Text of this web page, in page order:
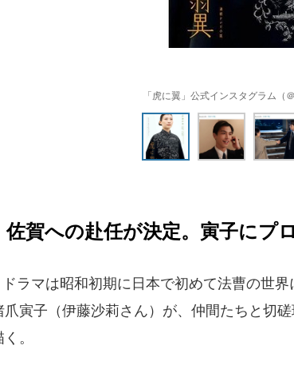
「虎に翼」公式インスタグラム（
佐賀への赴任が決定。寅子にプ
ラマは昭和初期に日本で初めて法曹の世界
爪寅子（伊藤沙莉さん）が、仲間たちと切
。